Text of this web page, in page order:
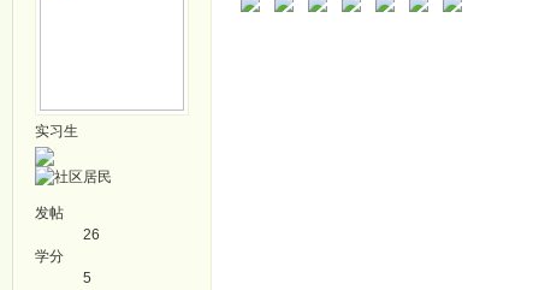
实习生
发帖
26
学分
5